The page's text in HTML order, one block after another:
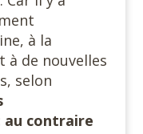
à la
de nouvelles
selon
contraire